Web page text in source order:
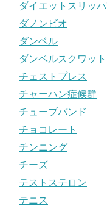
ダイエットスリッパ
ダノンビオ
ダンベル
ダンベルスクワット
チェストプレス
チャーハン症候群
チューブバンド
チョコレート
チンニング
チーズ
テストステロン
テニス